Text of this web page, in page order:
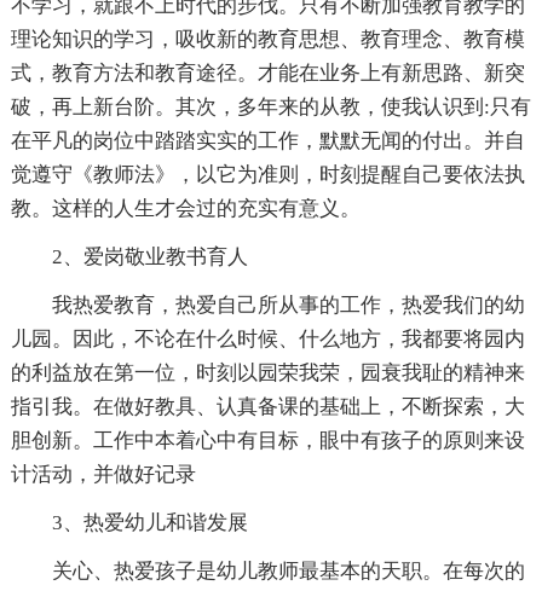
不学习，就跟不上时代的步伐。只有不断加强教育教学的
理论知识的学习，吸收新的教育思想、教育理念、教育模
式，教育方法和教育途径。才能在业务上有新思路、新突
破，再上新台阶。其次，多年来的从教，使我认识到:只有
在平凡的岗位中踏踏实实的工作，默默无闻的付出。并自
觉遵守《教师法》，以它为准则，时刻提醒自己要依法执
教。这样的人生才会过的充实有意义。
2、爱岗敬业教书育人
我热爱教育，热爱自己所从事的工作，热爱我们的幼
儿园。因此，不论在什么时候、什么地方，我都要将园内
的利益放在第一位，时刻以园荣我荣，园衰我耻的精神来
指引我。在做好教具、认真备课的基础上，不断探索，大
胆创新。工作中本着心中有目标，眼中有孩子的原则来设
计活动，并做好记录
3、热爱幼儿和谐发展
关心、热爱孩子是幼儿教师最基本的天职。在每次的